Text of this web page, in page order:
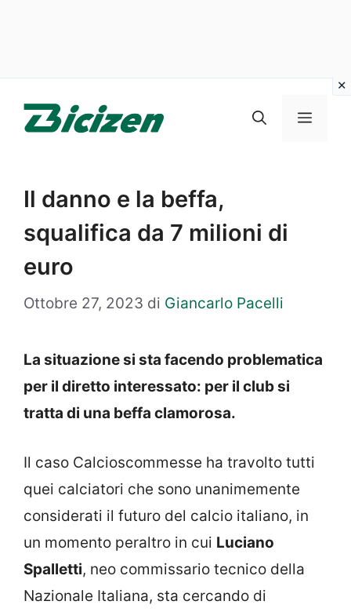
Menu
Il danno e la beffa,
squalifica da 7 milioni di
euro
Ottobre 27, 2023 di Giancarlo Pacelli
La situazione si sta facendo problematica
per il diretto interessato: per il club si
tratta di una beffa clamorosa.
Il caso Calcioscommesse ha travolto tutti
quei calciatori che sono unanimemente
considerati il futuro del calcio italiano, in
un momento peraltro in cui Luciano
Spalletti, neo commissario tecnico della
Nazionale Italiana, sta cercando di